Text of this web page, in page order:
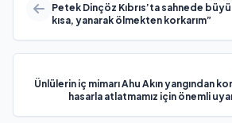
Petek Dinçöz Kıbrıs’ta sahnede
kısa, yanarak ölmekten korkarım”
Ünlülerin iç mimarı Ahu Akın yangından
hasarla atlatmamız için önemli